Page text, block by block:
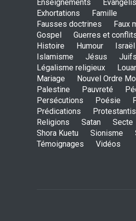
L’être
fragile et
SAGESSE 23
Tenir ferme
dans un
JÉSUS 9
Être sobre
Enseignements
Exhortations
Famille
Fausses doctrines
Faux
Gospel
Guerres et
Histoire
Humour
Israël
Islamisme
Jésus Juifs
Légalisme religieux
Mariage
Nouvel Ordre
Palestine
Pauvreté
Persécutions
Poésie
Prédications
Religions
Satan
Secte
Shora Kuetu
Sionisme
Témoignages
Vidéos